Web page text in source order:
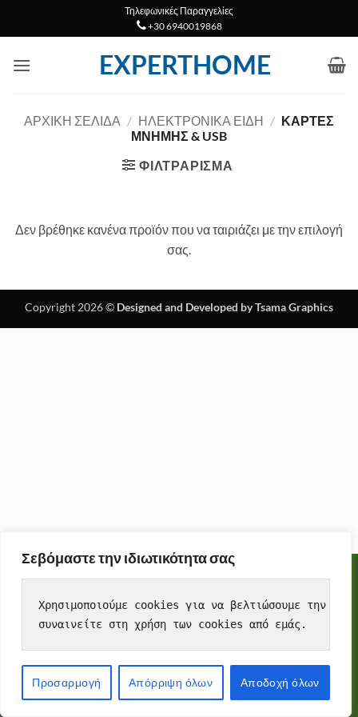
Σεβόμαστε την ιδιωτικότητα σας
Χρησιμοποιούμε cookies για να βελτιώσουμε την
συναινείτε στη χρήση των cookies από εμάς.
Προσαρμογή Απόρριψη όλων Αποδοχή όλων
Τηλεφωνικές Παραγγελίες
+30 6940019868
EXPERTHOME
ΑΡΧΙΚΉ ΣΕΛΊΔΑ / ΗΛΕΚΤΡΟΝΙΚΑ ΕΙΔΗ / ΚΆΡΤΕΣ
ΜΝΉΜΗΣ & USB
ΦΙΛΤΡΆΡΙΣΜΑ
Δεν βρέθηκε κανένα προϊόν που να ταιριάζει με την επιλογή
σας.
Copyright 2026 © Designed and Developed by Tsama Graphics
To make this site work properly, we sometimes place small
data files called cookies on your device. Most big websites do